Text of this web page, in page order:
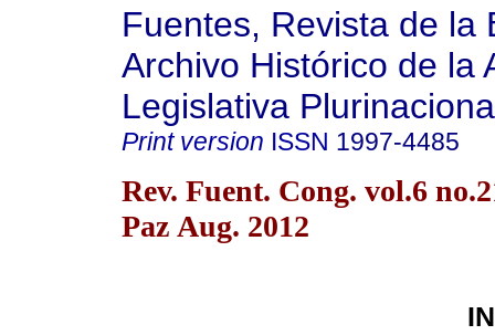
Fuentes, Revista de la
Archivo Histórico de la
Legislativa
Print version ISSN 1997-4485
Rev. Fuent. Cong. vol.6
Paz Aug. 2012